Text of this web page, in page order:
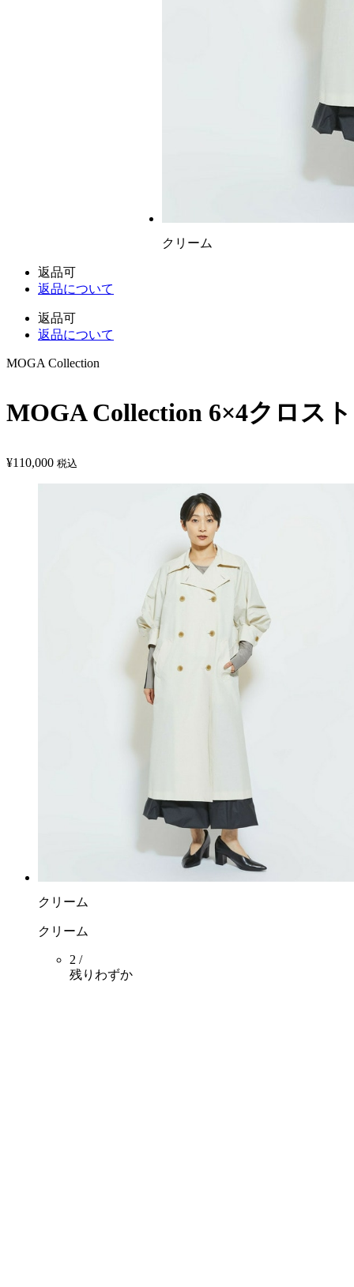
クリーム
返品可
返品について
返品可
返品について
MOGA Collection
MOGA Collection 6×4クロス
¥110,000 税込
クリーム
クリーム
2 /
残りわずか